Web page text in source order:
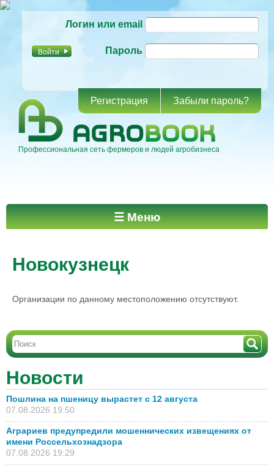
основному
Логин или email
Пароль
Регистрация Забыли пароль?
Профессиональная сеть фермеров и людей агробизнеса
Главное меню ☰ Меню
Новокузнецк
Организации по данному местоположению отсутствуют.
Новости
Пошлина на пшеницу вырастет с 12 августа
07.08.2026 19:50
Аграриев предупредили мошеннических извещениях от
имени Россельхознадзора
07.08.2026 19:29